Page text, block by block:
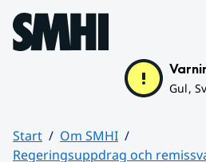
Hoppa till sidans innehåll
Gul,
Start
Om SMHI
Regeringsuppdrag och